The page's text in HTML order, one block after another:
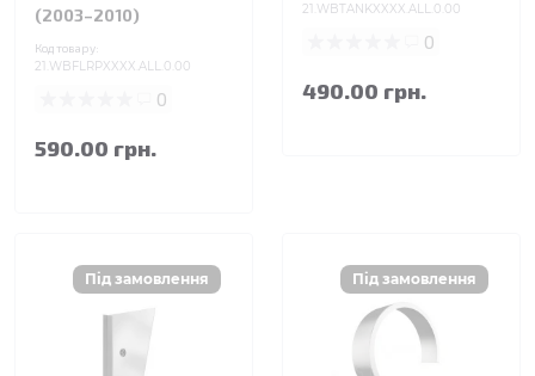
(2003–2010)
Код товару:
21.WBFLRPXXXX.ALL.0.00
0
590.00 грн.
21.WBTANKXXXX.ALL.0.00
0
490.00 грн.